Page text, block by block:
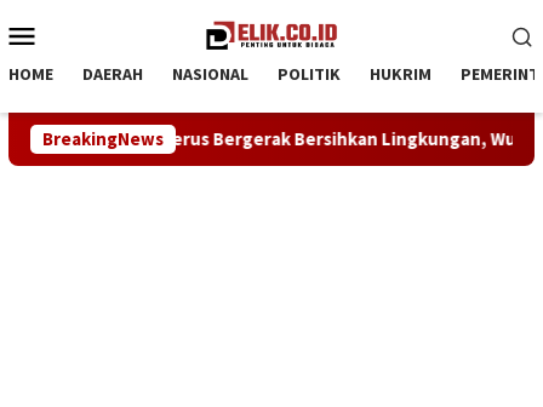
ke
Mobile
HOME DAERAH NASIONAL POLITIK HUKRIM
BreakingNews
Lingkungan, Wujudkan Langit Biru dan Indonesia Asri di